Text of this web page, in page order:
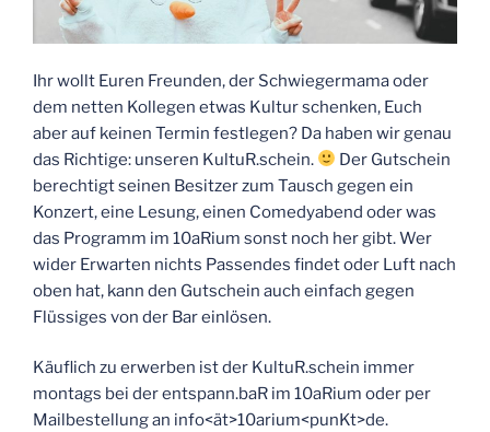
Ihr wollt Euren Freunden, der Schwiegermama oder
dem netten Kollegen etwas Kultur schenken, Euch
aber auf keinen Termin festlegen? Da haben wir genau
das Richtige: unseren KultuR.schein.
Der Gutschein
berechtigt seinen Besitzer zum Tausch gegen ein
Konzert, eine Lesung, einen Comedyabend oder was
das Programm im 10aRium sonst noch her gibt. Wer
wider Erwarten nichts Passendes findet oder Luft nach
oben hat, kann den Gutschein auch einfach gegen
Flüssiges von der Bar einlösen.
Käuflich zu erwerben ist der KultuR.schein immer
montags bei der entspann.baR im 10aRium oder per
Mailbestellung an info<ät>10arium<punKt>de.